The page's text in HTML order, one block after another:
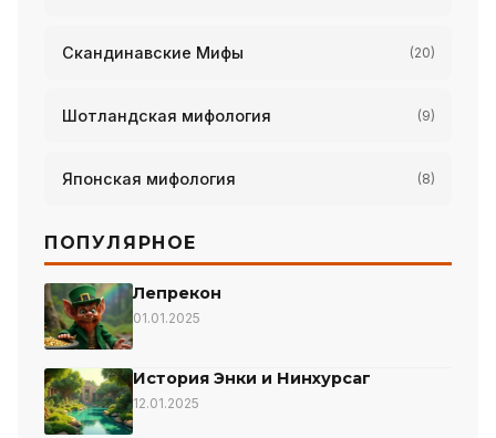
Скандинавские Мифы (20)
Шотландская мифология (9)
Японская мифология (8)
ПОПУЛЯРНОЕ
Лепрекон
01.01.2025
История Энки и Нинхурсаг
12.01.2025